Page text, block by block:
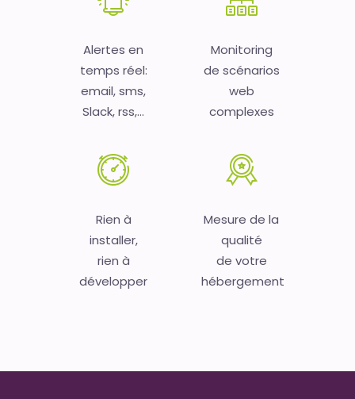
Alertes en
temps réel:
email, sms,
Slack, rss,...
Monitoring
de scénarios
web
complexes
Rien à
installer,
rien à
développer
Mesure de la
qualité
de votre
hébergement